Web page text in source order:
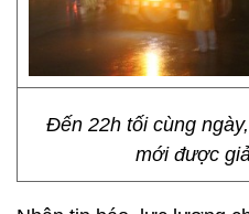
Đến 22h tối cùng
mới được